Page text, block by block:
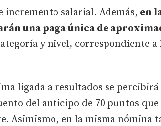
incremento salarial. Además, en
una paga única de
y nivel, correspondiente a
ligada a resultados se percibirá
del anticipo de 70 puntos
Asimismo, en la misma nómina